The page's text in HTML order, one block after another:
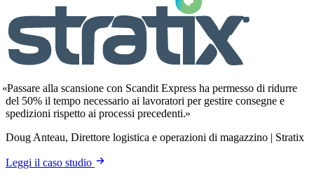
Passare alla scansione con Scandit Express ha permesso di ridurre
del 50% il tempo necessario ai lavoratori per gestire consegne e
spedizioni rispetto ai processi precedenti.
Doug Anteau, Direttore logistica e operazioni di magazzino | Stratix
Leggi il caso studio